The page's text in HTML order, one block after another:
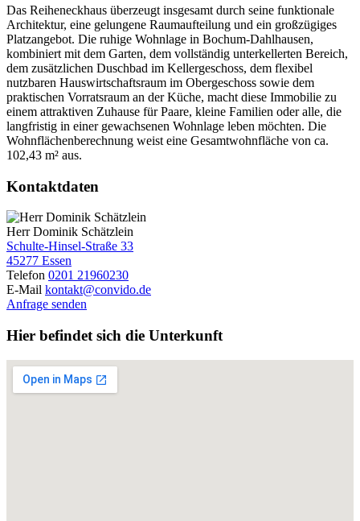
Das Reiheneckhaus überzeugt insgesamt durch seine funktionale
Architektur, eine gelungene Raumaufteilung und ein großzügiges
Platzangebot. Die ruhige Wohnlage in Bochum-Dahlhausen,
kombiniert mit dem Garten, dem vollständig unterkellerten Bereich,
dem zusätzlichen Duschbad im Kellergeschoss, dem flexibel
nutzbaren Hauswirtschaftsraum im Obergeschoss sowie dem
praktischen Vorratsraum an der Küche, macht diese Immobilie zu
einem attraktiven Zuhause für Paare, kleine Familien oder alle, die
langfristig in einer gewachsenen Wohnlage leben möchten. Die
Wohnflächenberechnung weist eine Gesamtwohnfläche von ca.
102,43 m² aus.
Kontaktdaten
Herr Dominik Schätzlein
Schulte-Hinsel-Straße 33
45277 Essen
Telefon 0201 21960230
E-Mail kontakt@convido.de
Anfrage senden
Hier befindet sich die Unterkunft